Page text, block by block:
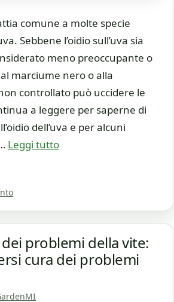
comune a molte specie
Sebbene l’oidio sull’uva sia
meno preoccupante o
marciume nero o alla
controllato può uccidere le
a leggere per saperne di
dell’uva e per alcuni
Leggi tutto
problemi della vite:
cura dei problemi